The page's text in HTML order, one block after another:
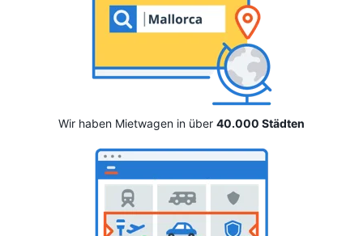
Wir haben Mietwagen in über 40.000 Städten